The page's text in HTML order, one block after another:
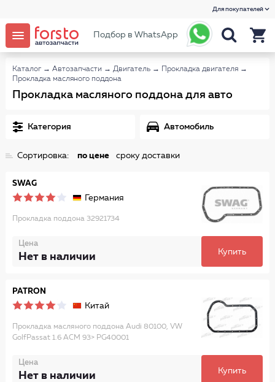
Для покупателей
Подбор в WhatsApp
Каталог → Автозапчасти → Двигатель → Прокладка двигателя →
Прокладка масляного поддона
Прокладка масляного поддона для авто
Категория Автомобиль
Сортировка: по цене сроку доставки
SWAG
Германия
Прокладка поддона 32921734
Цена
Нет в наличии Купить
PATRON
Китай
Прокладка масляного поддона Audi 80100, VW
GolfPassat 1.6 ACM 93> PG40001
Цена
Нет в наличии Купить